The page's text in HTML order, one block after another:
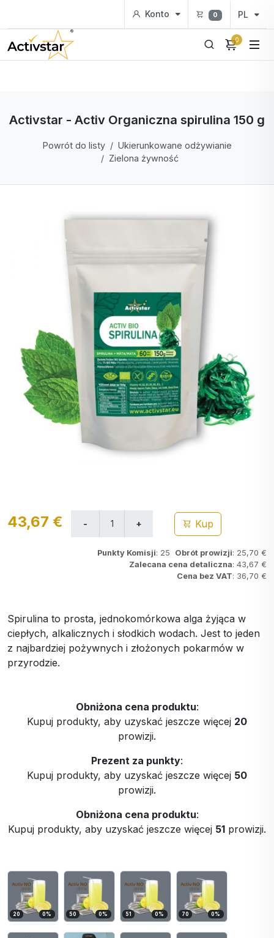
Konto 0 PL
0
Activstar - Activ Organiczna spirulina 150 g
Powrót do listy
Ukierunkowane odżywianie
Zielona żywność
43,67 € Kup
Punkty Komisji: 25 Obrót prowizji: 25,70 €
Zalecana cena detaliczna: 43,67 €
Cena bez VAT: 36,70 €
Spirulina to prosta, jednokomórkowa alga żyjąca w
ciepłych, alkalicznych i słodkich wodach. Jest to jeden
z najbardziej pożywnych i złożonych pokarmów w
przyrodzie.
Obniżona cena produktu:
Kupuj produkty, aby uzyskać jeszcze więcej 20
prowizji.
Prezent za punkty:
Kupuj produkty, aby uzyskać jeszcze więcej 50
prowizji.
Obniżona cena produktu:
Kupuj produkty, aby uzyskać jeszcze więcej 51 prowizji.
20 0% 50 0% 51 0% 70 0%